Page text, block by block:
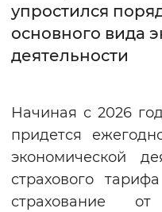
Монохромный
упростился
основного вида
деятельности
Начиная с 2026
придется
экономической
страхового
страхование